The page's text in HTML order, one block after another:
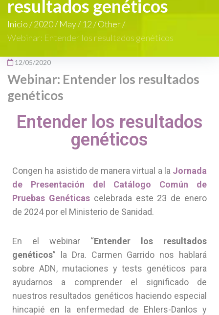
resultados genéticos
Inicio/2020/ May/ 12/Other/
Webinar: Entender los resultados genéticos
12/05/2020
Webinar: Entender los resultados
genéticos
Entender los resultados
genéticos
Congen ha asistido de manera virtual a la Jornada
de Presentación del Catálogo Común de
Pruebas Genéticascelebrada este 23 de enero
de 2024 por el Ministerio de Sanidad.
En el webinar “Entender los resultados
genéticos” la Dra. Carmen Garrido nos hablará
sobre ADN, mutaciones y tests genéticos para
ayudarnos a comprender el significado de
nuestros resultados genéticos haciendo especial
hincapié en la enfermedad de Ehlers-Danlos y